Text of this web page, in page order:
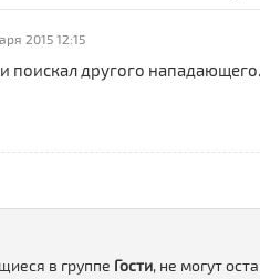
2015 12:15
поискал другого нападающего.
в группе Гости, не могут